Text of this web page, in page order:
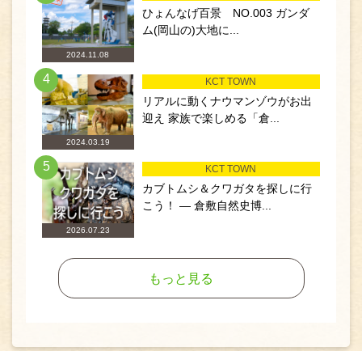
2024.11.08
ひょんなげ百景 NO.003 ガンダ
ム(岡山の)大地に...
4
2024.03.19
KCT TOWN
リアルに動くナウマンゾウがお出
迎え 家族で楽しめる「倉...
5
2026.07.23
KCT TOWN
カブトムシ＆クワガタを探しに行
こう！ ― 倉敷自然史博...
もっと見る